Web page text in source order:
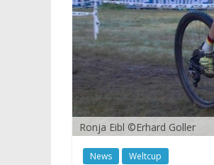
Ronja Eibl ©Erhard Goller
News Weltcup